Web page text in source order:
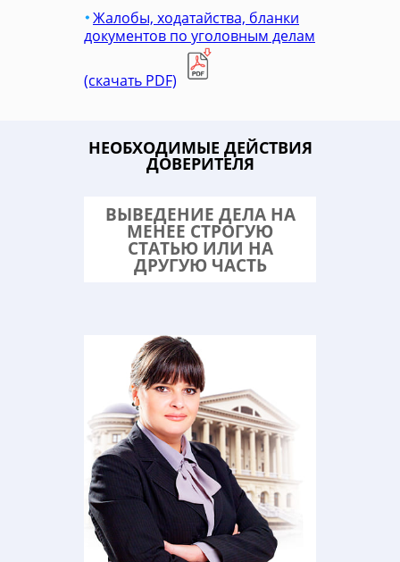
Жалобы, ходатайства, бланки
документов по уголовным делам
(скачать PDF)
НЕОБХОДИМЫЕ ДЕЙСТВИЯ
ДОВЕРИТЕЛЯ
ВЫВЕДЕНИЕ ДЕЛА НА
МЕНЕЕ СТРОГУЮ
СТАТЬЮ ИЛИ НА
ДРУГУЮ ЧАСТЬ